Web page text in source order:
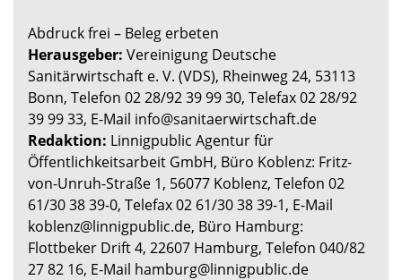
Abdruck frei – Beleg erbeten
Herausgeber: Vereinigung Deutsche
Sanitärwirtschaft e. V. (VDS), Rheinweg 24, 53113
Bonn, Telefon 02 28/92 39 99 30, Telefax 02 28/92
39 99 33, E-Mail info@sanitaerwirtschaft.de
Redaktion: Linnigpublic Agentur für
Öffentlichkeitsarbeit GmbH, Büro Koblenz: Fritz-
von-Unruh-Straße 1, 56077 Koblenz, Telefon 02
61/30 38 39-0, Telefax 02 61/30 38 39-1, E-Mail
koblenz@linnigpublic.de, Büro Hamburg:
Flottbeker Drift 4, 22607 Hamburg, Telefon 040/82
27 82 16, E-Mail hamburg@linnigpublic.de